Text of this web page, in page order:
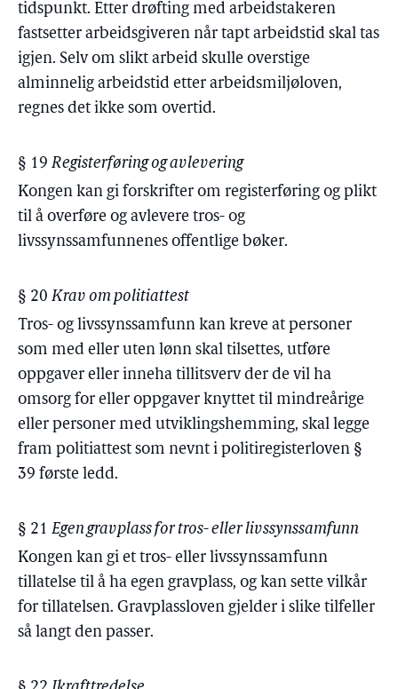
tidspunkt. Etter drøfting med arbeidstakeren
fastsetter arbeidsgiveren når tapt arbeidstid skal tas
igjen. Selv om slikt arbeid skulle overstige
alminnelig arbeidstid etter arbeidsmiljøloven,
regnes det ikke som overtid.
§ 19 Registerføring og avlevering
Kongen kan gi forskrifter om registerføring og plikt
til å overføre og avlevere tros- og
livssynssamfunnenes offentlige bøker.
§ 20 Krav om politiattest
Tros- og livssynssamfunn kan kreve at personer
som med eller uten lønn skal tilsettes, utføre
oppgaver eller inneha tillitsverv der de vil ha
omsorg for eller oppgaver knyttet til mindreårige
eller personer med utviklingshemming, skal legge
fram politiattest som nevnt i politiregisterloven §
39 første ledd.
§ 21 Egen gravplass for tros- eller livssynssamfunn
Kongen kan gi et tros- eller livssynssamfunn
tillatelse til å ha egen gravplass, og kan sette vilkår
for tillatelsen. Gravplassloven gjelder i slike tilfeller
så langt den passer.